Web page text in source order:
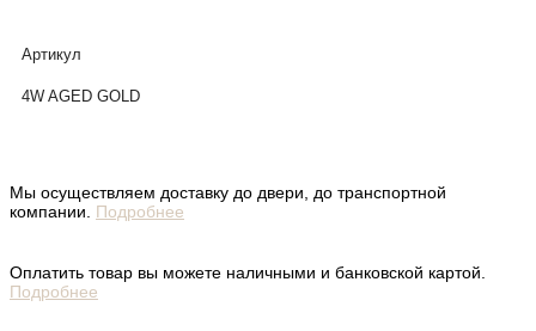
Артикул
4W AGED GOLD
Мы осуществляем доставку до двери, до транспортной
компании. Подробнее
Оплатить товар вы можете наличными и банковской картой.
Подробнее